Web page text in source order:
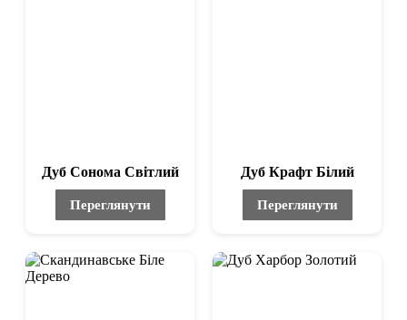
Дуб Сонома Світлий
Переглянути
Дуб Крафт Білий
Переглянути